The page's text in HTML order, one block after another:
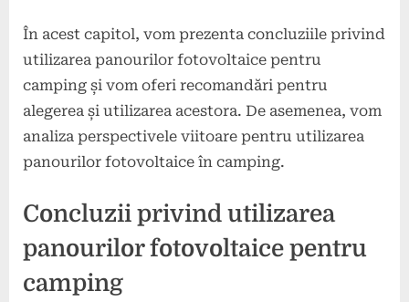
În acest capitol, vom prezenta concluziile privind
utilizarea panourilor fotovoltaice pentru
camping și vom oferi recomandări pentru
alegerea și utilizarea acestora. De asemenea, vom
analiza perspectivele viitoare pentru utilizarea
panourilor fotovoltaice în camping.
Concluzii privind utilizarea
panourilor fotovoltaice pentru
camping